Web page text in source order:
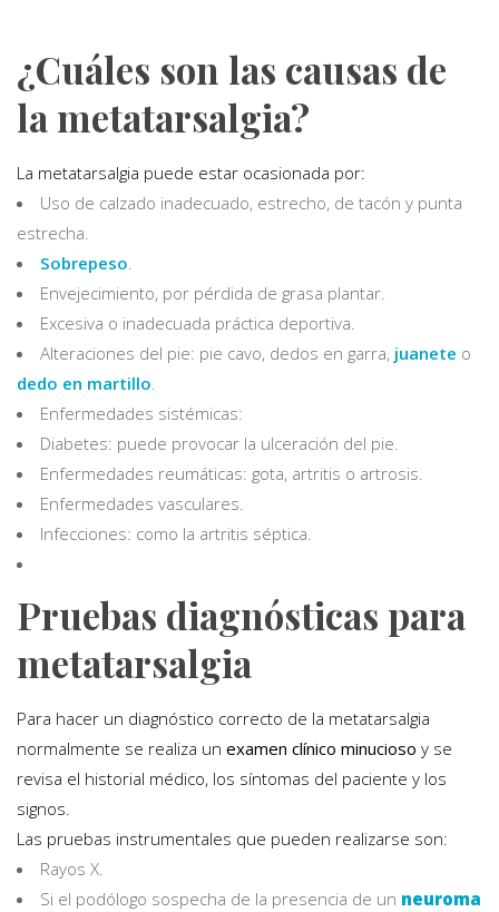
¿Cuáles son las causas de
la metatarsalgia?
La metatarsalgia puede estar ocasionada por:
Uso de calzado inadecuado, estrecho, de tacón y punta
estrecha.
Sobrepeso.
Envejecimiento, por pérdida de grasa plantar.
Excesiva o inadecuada práctica deportiva.
Alteraciones del pie: pie cavo, dedos en garra, juanete o
dedo en martillo.
Enfermedades sistémicas:
Diabetes: puede provocar la ulceración del pie.
Enfermedades reumáticas: gota, artritis o artrosis.
Enfermedades vasculares.
Infecciones: como la artritis séptica.
Pruebas diagnósticas para
metatarsalgia
Para hacer un diagnóstico correcto de la metatarsalgia
normalmente se realiza un examen clínico minucioso y se
revisa el historial médico, los síntomas del paciente y los
signos.
Las pruebas instrumentales que pueden realizarse son:
Rayos X.
Si el podólogo sospecha de la presencia de un neuroma